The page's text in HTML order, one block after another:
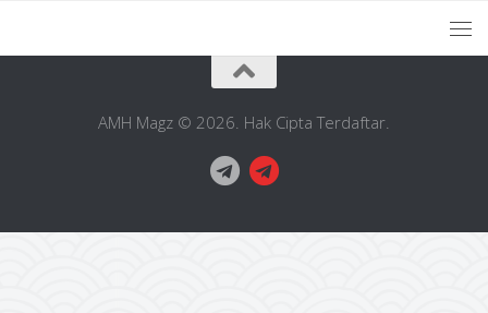
AMH Magz © 2026. Hak Cipta Terdaftar.